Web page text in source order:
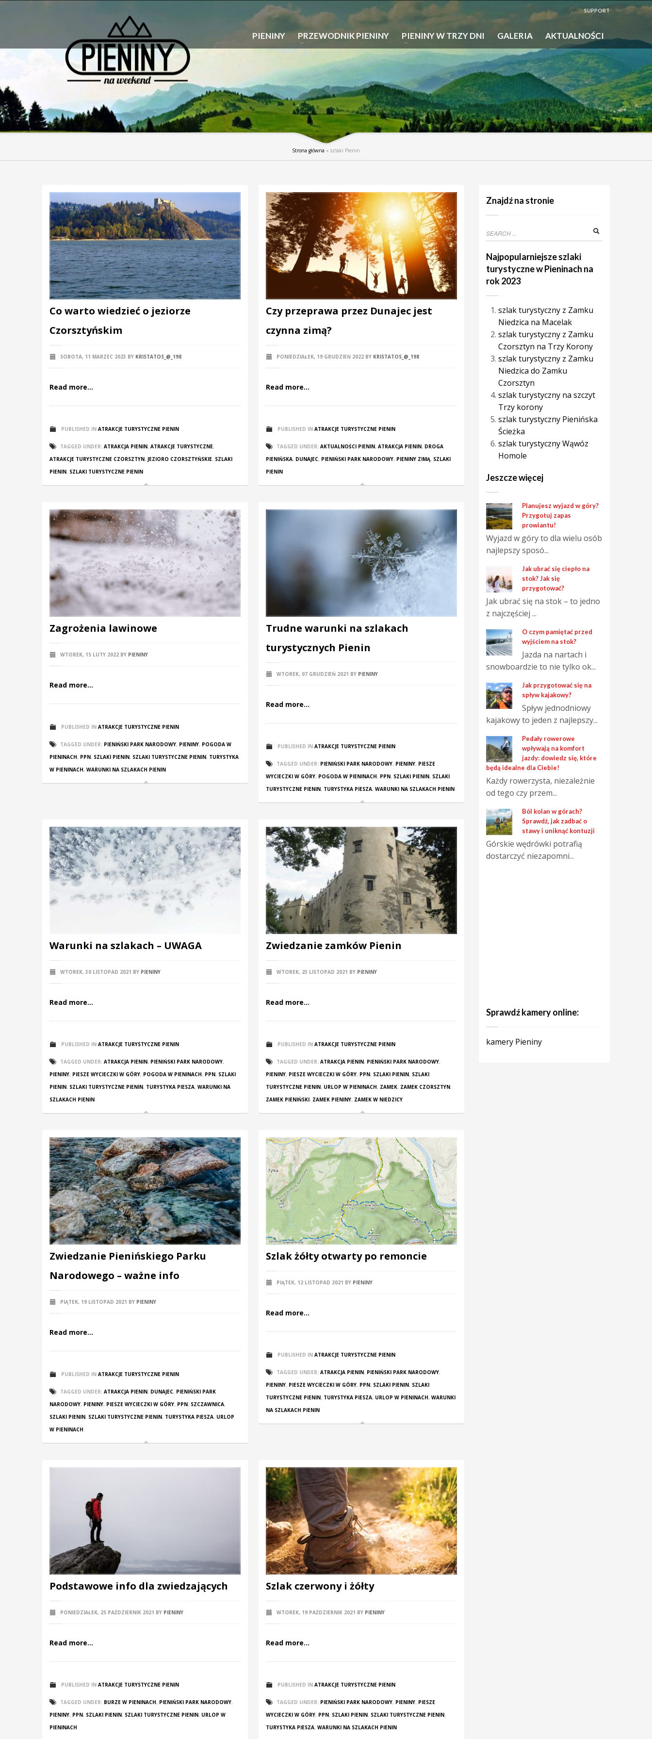
SUPPORT
PIENINY PRZEWODNIK PIENINY PIENINY W TRZY DNI GALERIA AKTUALNOŚCI
Strona główna » szlaki Pienin
Co warto wiedzieć o jeziorze
Czorsztyńskim
SOBOTA, 11 MARZEC 2023 BY KRISTATOS_@_198
Read more...
PUBLISHED IN ATRAKCJE TURYSTYCZNE PIENIN
TAGGED UNDER: ATRAKCJA PIENIN, ATRAKCJE TURYSTYCZNE,
ATRAKCJE TURYSTYCZNE CZORSZTYN, JEZIORO CZORSZTYŃSKIE, SZLAKI
PIENIN, SZLAKI TURYSTYCZNE PIENIN
Czy przeprawa przez Dunajec jest
czynna zimą?
PONIEDZIAŁEK, 19 GRUDZIEŃ 2022 BY KRISTATOS_@_198
Read more...
PUBLISHED IN ATRAKCJE TURYSTYCZNE PIENIN
TAGGED UNDER: AKTUALNOŚCI PIENIN,ATRAKCJA PIENIN, DROGA
PIENIŃSKA, DUNAJEC, PIENIŃSKI PARK NARODOWY, PIENINY ZIMĄ, SZLAKI
PIENIN
Zagrożenia lawinowe
WTOREK, 15 LUTY 2022 BY PIENINY
Read more...
PUBLISHED IN ATRAKCJE TURYSTYCZNE PIENIN
TAGGED UNDER: PIENIŃSKI PARK NARODOWY, PIENINY, POGODA W
PIENINACH, PPN, SZLAKI PIENIN, SZLAKI TURYSTYCZNE PIENIN, TURYSTYKA
W PIENINACH, WARUNKI NA SZLAKACH PIENIN
Trudne warunki na szlakach
turystycznych Pienin
WTOREK, 07 GRUDZIEŃ 2021 BY PIENINY
Read more...
PUBLISHED IN ATRAKCJE TURYSTYCZNE PIENIN
TAGGED UNDER: PIENIŃSKI PARK NARODOWY, PIENINY, PIESZE
WYCIECZKI W GÓRY, POGODA W PIENINACH, PPN, SZLAKI PIENIN, SZLAKI
TURYSTYCZNE PIENIN, TURYSTYKA PIESZA,WARUNKI NA SZLAKACH PIENIN
Warunki na szlakach – UWAGA
WTOREK, 30 LISTOPAD 2021 BY PIENINY
Read more...
PUBLISHED IN ATRAKCJE TURYSTYCZNE PIENIN
TAGGED UNDER: ATRAKCJA PIENIN, PIENIŃSKI PARK NARODOWY,
PIENINY, PIESZE WYCIECZKI W GÓRY, POGODA W PIENINACH, PPN, SZLAKI
PIENIN, SZLAKI TURYSTYCZNE PIENIN, TURYSTYKA PIESZA, WARUNKI NA
SZLAKACH PIENIN
Zwiedzanie zamków Pienin
WTOREK, 23 LISTOPAD 2021 BY PIENINY
Read more...
PUBLISHED IN ATRAKCJE TURYSTYCZNE PIENIN
TAGGED UNDER: ATRAKCJA PIENIN, PIENIŃSKI PARK NARODOWY,
PIENINY, PIESZE WYCIECZKI W GÓRY, PPN, SZLAKI PIENIN, SZLAKI
TURYSTYCZNE PIENIN, URLOP W PIENINACH, ZAMEK, ZAMEK CZORSZTYN,
ZAMEK PIENIŃSKI, ZAMEK PIENINY, ZAMEK W NIEDZICY
Zwiedzanie Pienińskiego Parku
Narodowego – ważne info
PIĄTEK, 19 LISTOPAD 2021 BY PIENINY
Read more...
PUBLISHED IN ATRAKCJE TURYSTYCZNE PIENIN
TAGGED UNDER: ATRAKCJA PIENIN, DUNAJEC, PIENIŃSKI PARK
NARODOWY, PIENINY, PIESZE WYCIECZKI W GÓRY, PPN, SZCZAWNICA,
SZLAKI PIENIN, SZLAKI TURYSTYCZNE PIENIN, TURYSTYKA PIESZA, URLOP
W PIENINACH
Szlak żółty otwarty po remoncie
PIĄTEK, 12 LISTOPAD 2021 BY PIENINY
Read more...
PUBLISHED IN ATRAKCJE TURYSTYCZNE PIENIN
TAGGED UNDER: ATRAKCJA PIENIN, PIENIŃSKI PARK NARODOWY,
PIENINY, PIESZE WYCIECZKI W GÓRY, PPN, SZLAKI PIENIN, SZLAKI
TURYSTYCZNE PIENIN, TURYSTYKA PIESZA, URLOP W PIENINACH,WARUNKI
NA SZLAKACH PIENIN
Podstawowe info dla zwiedzających
PONIEDZIAŁEK, 25 PAŹDZIERNIK 2021 BY PIENINY
Read more...
PUBLISHED IN ATRAKCJE TURYSTYCZNE PIENIN
TAGGED UNDER: BURZE W PIENINACH, PIENIŃSKI PARK NARODOWY,
PIENINY, PPN, SZLAKI PIENIN, SZLAKI TURYSTYCZNE PIENIN, URLOP W
PIENINACH
Szlak czerwony i żółty
WTOREK, 19 PAŹDZIERNIK 2021 BY PIENINY
Read more...
PUBLISHED IN ATRAKCJE TURYSTYCZNE PIENIN
TAGGED UNDER: PIENIŃSKI PARK NARODOWY, PIENINY, PIESZE
WYCIECZKI W GÓRY, PPN, SZLAKI PIENIN, SZLAKI TURYSTYCZNE PIENIN,
TURYSTYKA PIESZA,WARUNKI NA SZLAKACH PIENIN
Znajdź na stronie
Najpopularniejsze szlaki
turystyczne w Pieninach na
rok 2023
szlak turystyczny z Zamku
Niedzica na Macelak
szlak turystyczny z Zamku
Czorsztyn na Trzy Korony
szlak turystyczny z Zamku
Niedzica do Zamku
Czorsztyn
szlak turystyczny na szczyt
Trzy korony
szlak turystyczny Pienińska
Ścieżka
szlak turystyczny Wąwóz
Homole
Jeszcze więcej
Planujesz wyjazd w góry?
Przygotuj zapas
prowiantu!
Wyjazd w góry to dla wielu osób
najlepszy sposó...
Jak ubrać się ciepło na
stok? Jak się
przygotować?
Jak ubrać się na stok – to jedno
z najczęściej ...
O czym pamiętać przed
wyjściem na stok?
Jazda na nartach i
snowboardzie to nie tylko ok...
Jak przygotować się na
spływ kajakowy?
Spływ jednodniowy
kajakowy to jeden z najlepszy...
Pedały rowerowe
wpływają na komfort
jazdy: dowiedz się, które
będą idealne dla Ciebie!
Każdy rowerzysta, niezależnie
od tego czy przem...
Ból kolan w górach?
Sprawdź, jak zadbać o
stawy i uniknąć kontuzji
Górskie wędrówki potrafią
dostarczyć niezapomni...
Sprawdź kamery online:
kamery Pieniny